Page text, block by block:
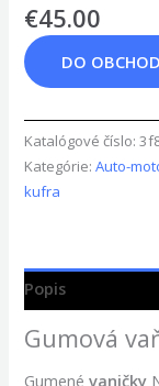
€45.00
DO
Katalógové číslo:
Kategórie:Auto-
kufra
Popis
Gumová
Gumenévaničky